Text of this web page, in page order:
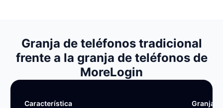
Granja de teléfonos tradicional
frente a la granja de teléfonos de
MoreLogin
Característica Granja